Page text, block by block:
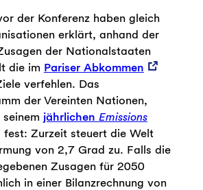
der Konferenz haben gleich
erklärt, anhand der
der Nationalstaaten
die im Pariser Abkommen
verfehlen. Das
der Vereinten Nationen,
jährlichen Emissions
fest: Zurzeit steuert die Welt
von 2,7 Grad zu. Falls die
Zusagen für 2050
in einer Bilanzrechnung von